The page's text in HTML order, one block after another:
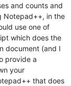
and counts and
Notepad++, in the
use one of
which does the
document (and I
provide a
your
that does